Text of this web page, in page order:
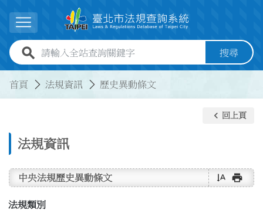
展開選單
全站查詢關鍵字欄位 搜尋
首頁 法規資訊 歷史異動條文
法規資訊
keyboard_arrow_left 回上頁
中央法規歷史異動條文 text_rotate_vertical print
法規類別